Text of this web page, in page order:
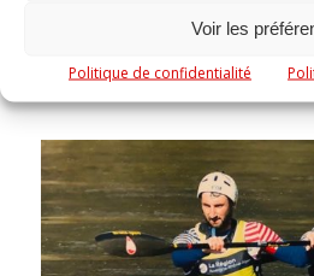
Voir les
Politique de confidentialité